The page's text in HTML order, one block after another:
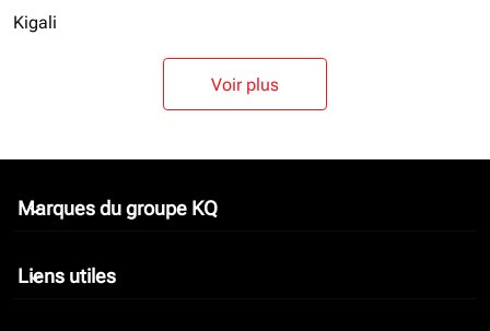
Kigali
Voir plus
Marques du groupe KQ
keyboard_arrow_down
Liens utiles
keyboard_arrow_down